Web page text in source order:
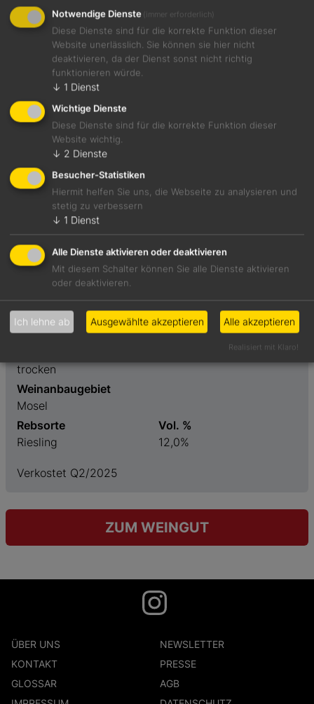
Steht noch ganz am Anfang seiner Entwicklung. Ganz
zarte Frucht von Aprikosen und Mandeln, sehr fest
gebaut, straffes Gerüst.
Foodpairing-Empfehlung
Gebratenes Kalbsbries mit glasierten Weintrauben
Weinart
Weißwein
Preis
25,00 €
trocken
Weinanbaugebiet
Mosel
Rebsorte
Riesling
Vol. %
12,0%
Verkostet Q2/2025
ZUM WEINGUT
ÜBER UNS
NEWSLETTER
KONTAKT
PRESSE
GLOSSAR
AGB
Notwendige Dienste (immer erforderlich)
Diese Dienste sind für die korrekte Funktion dieser
Website unerlässlich. Sie können sie hier nicht
deaktivieren, da der Dienst sonst nicht richtig
funktionieren würde.
↓ 1 Dienst
Wichtige Dienste
Diese Dienste sind für die korrekte Funktion dieser
Website wichtig.
↓ 2 Dienste
Besucher-Statistiken
Hiermit helfen Sie uns, die Webseite zu analysieren und
stetig zu verbessern
↓ 1 Dienst
Alle Dienste aktivieren oder deaktivieren
Mit diesem Schalter können Sie alle Dienste aktivieren
oder deaktivieren.
Ich lehne ab Ausgewählte akzeptieren Alle akzeptieren
Realisiert mit Klaro!